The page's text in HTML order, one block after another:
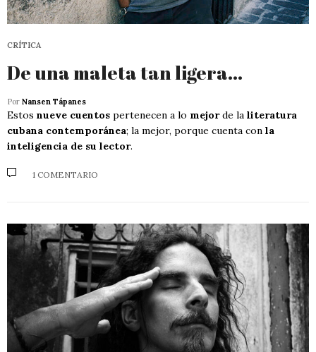
CRÍTICA
De una maleta tan ligera…
Por Nansen Tápanes
Estos nueve cuentos pertenecen a lo mejorde la literatura
cubana contemporánea; la mejor, porque cuenta con la
inteligencia de su lector.
1 COMENTARIO